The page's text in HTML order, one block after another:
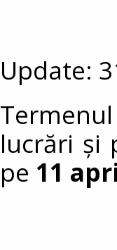
Update:
lucrări și
pe 11